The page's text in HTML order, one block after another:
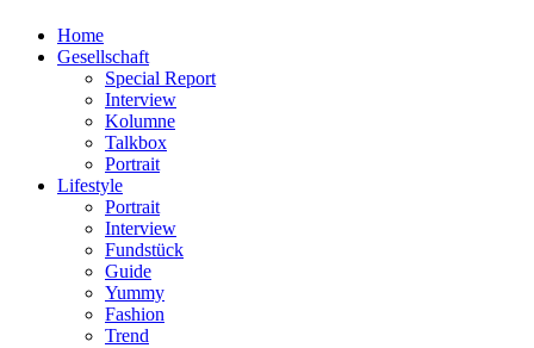
Home
Gesellschaft
Special Report
Interview
Kolumne
Talkbox
Portrait
Lifestyle
Portrait
Interview
Fundstück
Guide
Yummy
Fashion
Trend